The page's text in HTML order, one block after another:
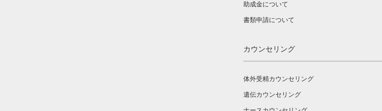
助成金について
書類申請について
カウンセリング
体外受精カウンセリング
遺伝カウンセリング